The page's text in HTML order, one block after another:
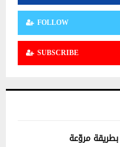
FOLLOW
SUBSCRIBE
مروّعة